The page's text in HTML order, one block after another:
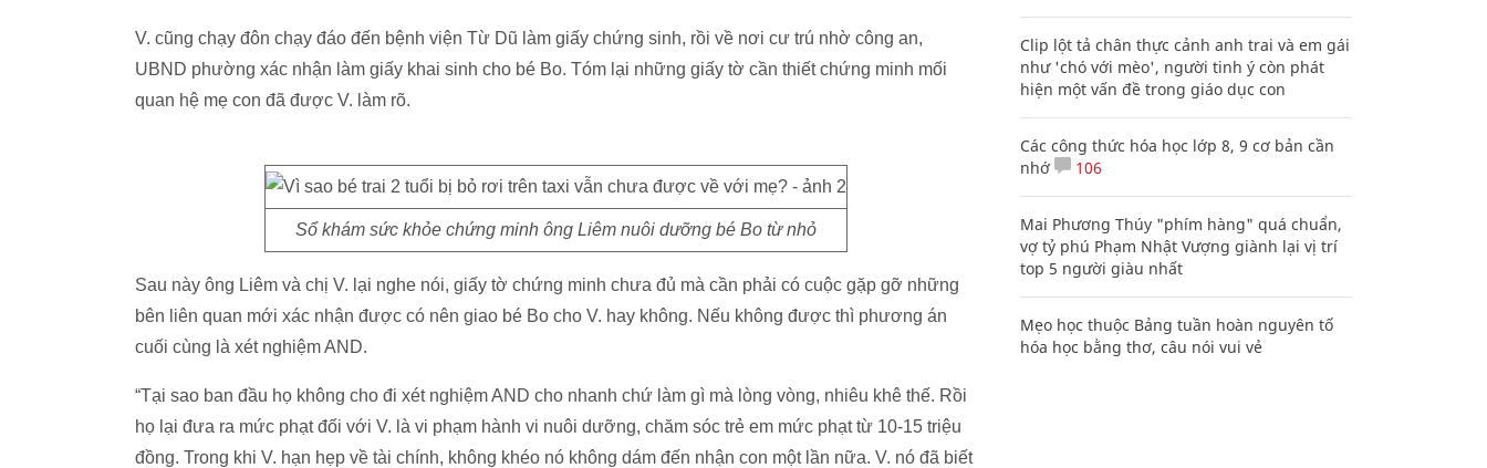
V. cũng chạy đôn chạy đáo đến bệnh viện Từ Dũ làm giấy chứng sinh, rồi về nơi cư trú nhờ công an,
UBND phường xác nhận làm giấy khai sinh cho bé Bo. Tóm lại những giấy tờ cần thiết chứng minh mối
quan hệ mẹ con đã được V. làm rõ.
Sổ khám sức khỏe chứng minh ông Liêm nuôi dưỡng bé Bo từ nhỏ
Sau này ông Liêm và chị V. lại nghe nói, giấy tờ chứng minh chưa đủ mà cần phải có cuộc gặp gỡ những
bên liên quan mới xác nhận được có nên giao bé Bo cho V. hay không. Nếu không được thì phương án
cuối cùng là xét nghiệm AND.
“Tại sao ban đầu họ không cho đi xét nghiệm AND cho nhanh chứ làm gì mà lòng vòng, nhiêu khê thế. Rồi
họ lại đưa ra mức phạt đối với V. là vi phạm hành vi nuôi dưỡng, chăm sóc trẻ em mức phạt từ 10-15 triệu
đồng. Trong khi V. hạn hẹp về tài chính, không khéo nó không dám đến nhận con một lần nữa. V. nó đã biết
Clip lột tả chân thực cảnh anh trai và em gái
như 'chó với mèo', người tinh ý còn phát
hiện một vấn đề trong giáo dục con
Các công thức hóa học lớp 8, 9 cơ bản cần
nhớ
106
Mai Phương Thúy "phím hàng" quá chuẩn,
vợ tỷ phú Phạm Nhật Vượng giành lại vị trí
top 5 người giàu nhất
Mẹo học thuộc Bảng tuần hoàn nguyên tố
hóa học bằng thơ, câu nói vui vẻ